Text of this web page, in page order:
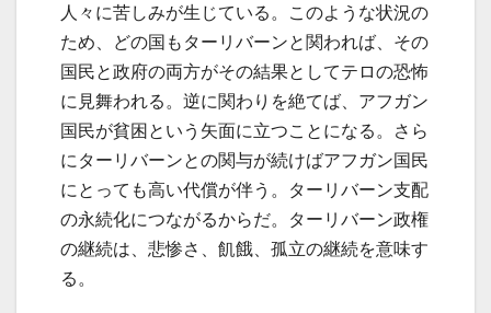
人々に苦しみが生じている。このような状況の
ため、どの国もターリバーンと関われば、その
国民と政府の両方がその結果としてテロの恐怖
に見舞われる。逆に関わりを絶てば、アフガン
国民が貧困という矢面に立つことになる。さら
にターリバーンとの関与が続けばアフガン国民
にとっても高い代償が伴う。ターリバーン支配
の永続化につながるからだ。ターリバーン政権
の継続は、悲惨さ、飢餓、孤立の継続を意味す
る。